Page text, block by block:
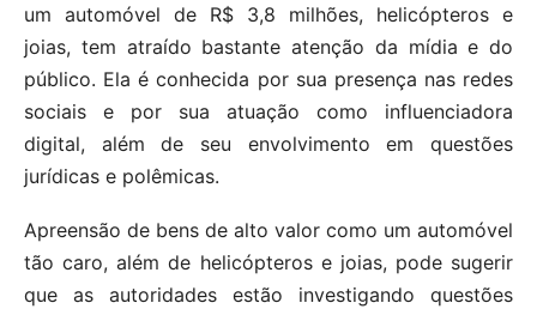
um automóvel de R$ 3,8 milhões, helicópteros e
joias, tem atraído bastante atenção da mídia e do
público. Ela é conhecida por sua presença nas redes
sociais e por sua atuação como influenciadora
digital, além de seu envolvimento em questões
jurídicas e polêmicas.
Apreensão de bens de alto valor como um automóvel
tão caro, além de helicópteros e joias, pode sugerir
que as autoridades estão investigando questões